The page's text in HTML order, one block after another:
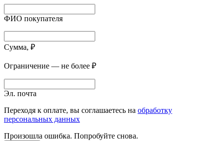
ФИО покупателя
Сумма, ₽
Ограничение — не более ₽
Эл. почта
Переходя к оплате, вы соглашаетесь на обработку
персональных данных
Произошла ошибка. Попробуйте снова.